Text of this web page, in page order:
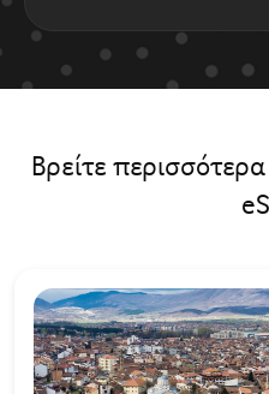
Βρείτε